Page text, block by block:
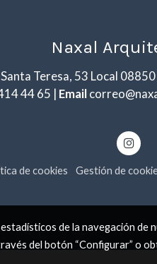
Naxal
Teresa, 53 Local
44 65 | Email
de cookies Gestión de
de la navegación de
del botón “Configurar” o